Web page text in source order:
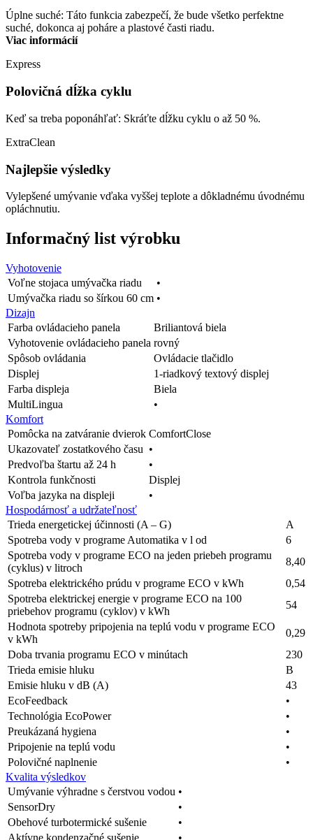
Úplne suché: Táto funkcia zabezpečí, že bude všetko perfektne
suché, dokonca aj poháre a plastové časti riadu.
Viac informácií
Express
Polovičná dĺžka cyklu
Keď sa treba poponáhľať: Skráťte dĺžku cyklu o až 50 %.
ExtraClean
Najlepšie výsledky
Vylepšené umývanie vďaka vyššej teplote a dôkladnému úvodnému
opláchnutiu.
Informačný list výrobku
Vyhotovenie
Voľne stojaca umývačka riadu
•
Umývačka riadu so šírkou 60 cm •
Dizajn
Farba ovládacieho panela
Briliantová biela
Vyhotovenie ovládacieho panela rovný
Spôsob ovládania
Ovládacie tlačidlo
Displej
1-riadkový textový displej
Farba displeja
Biela
MultiLingua
•
Komfort
Pomôcka na zatváranie dvierok ComfortClose
Ukazovateľ zostatkového času •
Predvoľba štartu až 24 h
•
Kontrola funkčnosti
Displej
Voľba jazyka na displeji
•
Hospodárnosť a udržateľnosť
Trieda energetickej účinnosti (A – G)
A
Spotreba vody v programe Automatika v l od
6
Spotreba vody v programe ECO na jeden priebeh programu
(cyklus) v litroch
8,40
Spotreba elektrického prúdu v programe ECO v kWh
0,54
Spotreba elektrickej energie v programe ECO na 100
priebehov programu (cyklov) v kWh
54
Hodnota spotreby pripojenia na teplú vodu v programe ECO
v kWh
0,29
Doba trvania programu ECO v minútach
230
Trieda emisie hluku
B
Emisie hluku v dB (A)
43
EcoFeedback
•
Technológia EcoPower
•
Preukázaná hygiena
•
Pripojenie na teplú vodu
•
Polovičné naplnenie
•
Kvalita výsledkov
Umývanie výhradne s čerstvou vodou •
SensorDry
•
Obehové turbotermické sušenie
•
Aktívne kondenzačné sušenie
•